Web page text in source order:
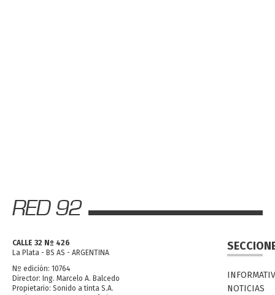
CALLE 32 Nº 426
La Plata - BS AS - ARGENTINA
Nº edición: 10764
Director: Ing. Marcelo A. Balcedo
Propietario: Sonido a tinta S.A.
NOTICIAS